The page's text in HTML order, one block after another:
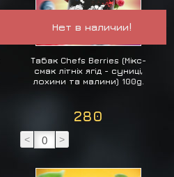
Нет в наличии!
Табак Chefs Berries (Мікс-
смак літніх ягід - суниці,
лохини та малини) 100g.
280
< >